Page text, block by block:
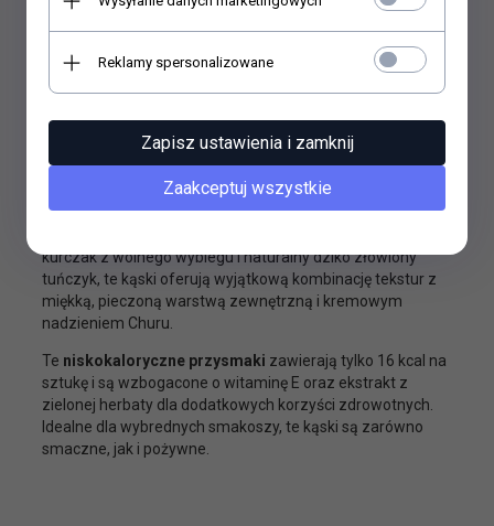
żujące przysmakiidealne dla Twojego psa.
kurczak z wolnego wybiegu i naturalny dziko złowiony
tuńczyk, te kąski oferują wyjątkową kombinację tekstur z
miękką, pieczoną warstwą zewnętrzną i kremowym
nadzieniem Churu.
Te niskokaloryczne przysmaki zawierają tylko 16 kcal na
sztukę i są wzbogacone o witaminę E oraz ekstrakt z
zielonej herbaty dla dodatkowych korzyści zdrowotnych.
Idealne dla wybrednych smakoszy, te kąski są zarówno
smaczne, jak i pożywne.
Reklamy spersonalizowane
Zapisz ustawienia i zamknij
Zaakceptuj wszystkie